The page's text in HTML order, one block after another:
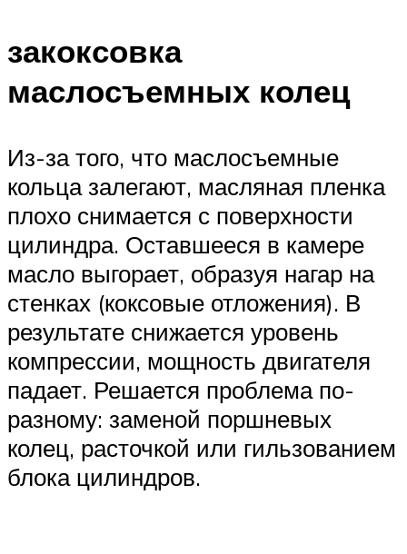
закоксовка
маслосъемных колец
Из-за того, что маслосъемные
кольца залегают, масляная пленка
плохо снимается с поверхности
цилиндра. Оставшееся в камере
масло выгорает, образуя нагар на
стенках (коксовые отложения). В
результате снижается уровень
компрессии, мощность двигателя
падает. Решается проблема по-
разному: заменой поршневых
колец, расточкой или гильзованием
блока цилиндров.